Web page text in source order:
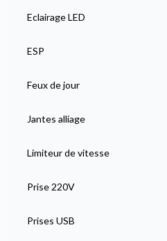
Eclairage LED
ESP
Feux de jour
Jantes alliage
Limiteur de vitesse
Prise 220V
Prises USB